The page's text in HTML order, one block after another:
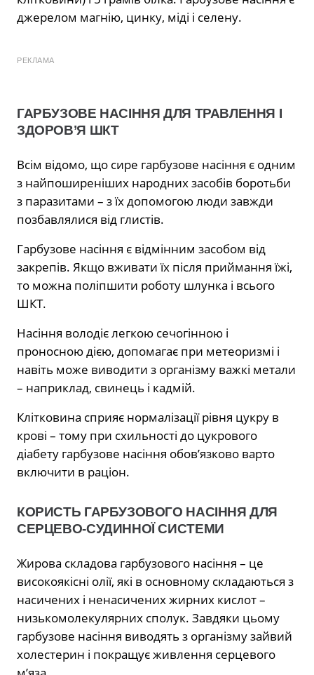
джерелом магнію, цинку, міді і селену.
РЕКЛАМА
ГАРБУЗОВЕ НАСІННЯ ДЛЯ ТРАВЛЕННЯ І
ЗДОРОВ’Я ШКТ
Всім відомо, що сире гарбузове насіння є одним
з найпоширеніших народних засобів боротьби
з паразитами – з їх допомогою люди завжди
позбавлялися від глистів.
Гарбузове насіння є відмінним засобом від
закрепів. Якщо вживати їх після приймання їжі,
то можна поліпшити роботу шлунка і всього
ШКТ.
Насіння володіє легкою сечогінною і
проносною дією, допомагає при метеоризмі і
навіть може виводити з організму важкі метали
– наприклад, свинець і кадмій.
Клітковина сприяє нормалізації рівня цукру в
крові – тому при схильності до цукрового
діабету гарбузове насіння обов’язково варто
включити в раціон.
КОРИСТЬ ГАРБУЗОВОГО НАСІННЯ ДЛЯ
СЕРЦЕВО-СУДИННОЇ СИСТЕМИ
Жирова складова гарбузового насіння – це
високоякісні олії, які в основному складаються з
насичених і ненасичених жирних кислот –
низькомолекулярних сполук. Завдяки цьому
гарбузове насіння виводять з організму зайвий
холестерин і покращує живлення серцевого